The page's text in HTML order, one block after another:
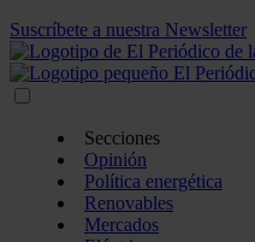
Suscríbete a nuestra Newsletter
Secciones
Opinión
Política energética
Renovables
Mercados